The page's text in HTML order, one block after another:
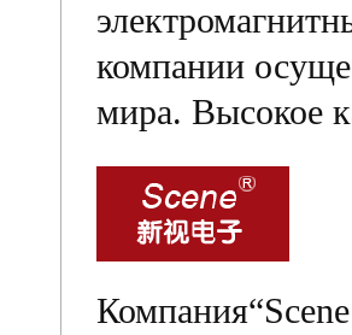
компании
мира. Высокое